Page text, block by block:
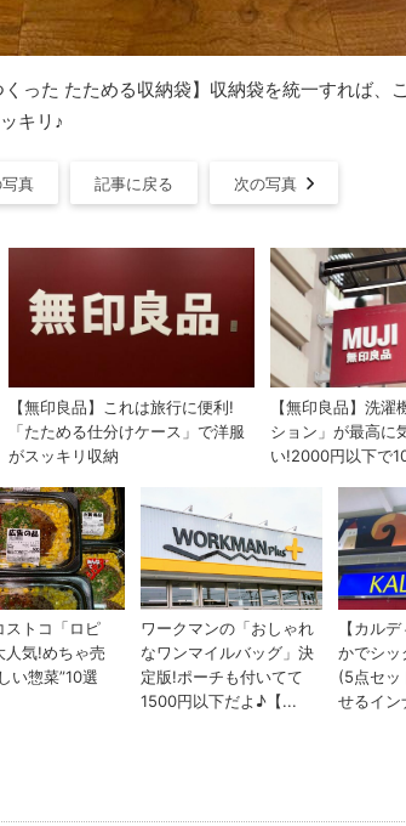
くった たためる収納袋】収納袋を統一すれば、
キリ♪
真 記事に戻る 次の写真